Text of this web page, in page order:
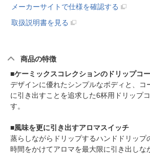
メーカーサイトで仕様を確認する
取扱説明書を見る
商品の特徴
■ケーミックスコレクションのドリップコ
デザインに優れたシンプルなボディと、コ
に引き出すことを追求した6杯用ドリップ
す。
■風味を更に引き出すアロマスイッチ
蒸らしながらドリップするハンドドリップ
時間をかけてアロマを最大限に引き出しな